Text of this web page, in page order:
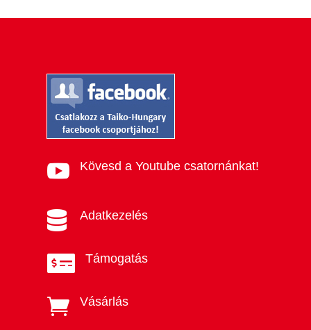
 Kövesd a Youtube csatornánkat!
 Adatkezelés
 Támogatás
 Vásárlás